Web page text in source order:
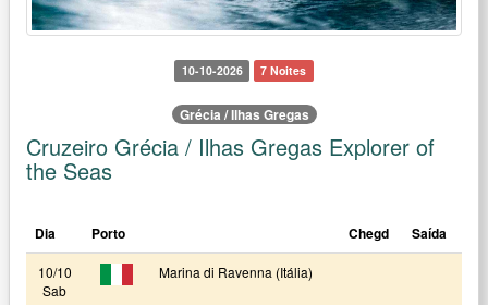
10-10-2026 7 Noites
Grécia / Ilhas Gregas
Cruzeiro Grécia / Ilhas Gregas Explorer of
the Seas
Dia Porto Chegd Saída
10/10
Sab
Marina di Ravenna (Itália)